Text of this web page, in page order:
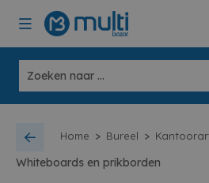
Home > Bureel >
Whiteboards en prikborden